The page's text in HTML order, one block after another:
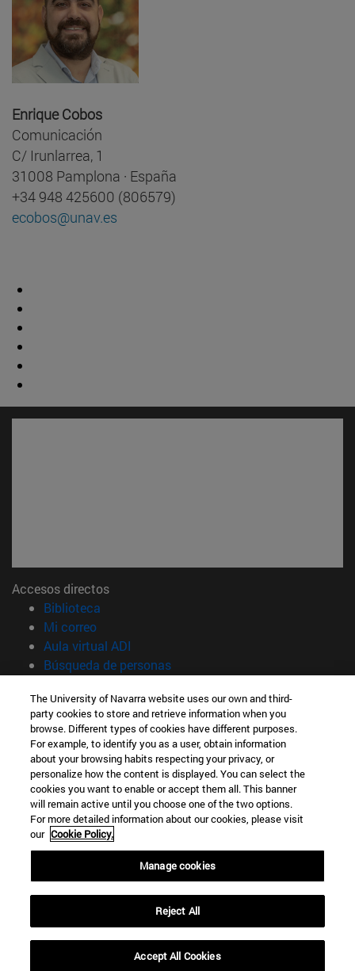
Enrique Cobos
Comunicación
C/ Irunlarrea, 1
31008 Pamplona · España
+34 948 425600 (806579)
ecobos@unav.es
Accesos directos
Biblioteca
Mi correo(abre en nueva ventana)
Aula virtual ADI
Búsqueda de personas(abre en nueva ventana)
Información
TFNO +34 948 42 56 00
¿QUÉ GRADO TE INTERESA?
¿QUÉ MÁSTER TE INTERESA?
© Universidad de Navarra
Información legal
Accesibilidad
Configuración de cookies
Localizador de campus
The University of Navarra website uses our own and third-
party cookies to store and retrieve information when you
browse. Different types of cookies have different purposes.
For example, to identify you as a user, obtain information
about your browsing habits respecting your privacy, or
personalize how the content is displayed. You can select the
cookies you want to enable or accept them all. This banner
will remain active until you choose one of the two options.
For more detailed information about our cookies, please visit
our Cookie Policy.
Manage cookies
Reject All
Accept All Cookies